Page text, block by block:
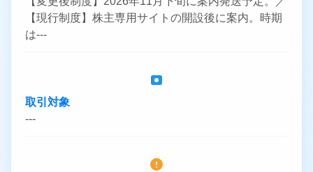
【現行制度】株主専用サイトの開設後に案内。時期
は---
取引対象
---